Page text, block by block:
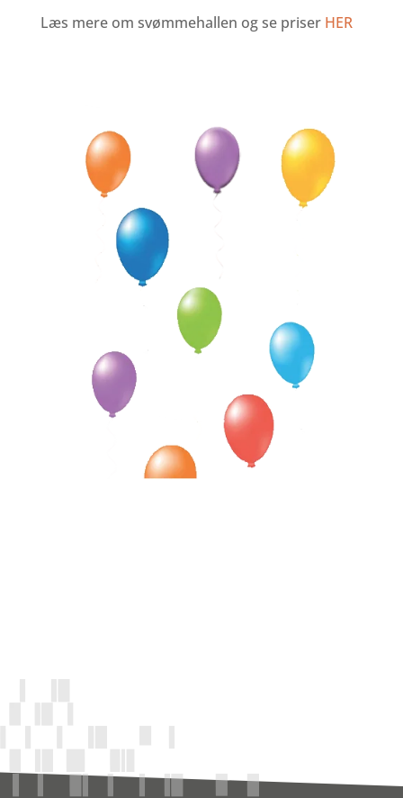
Læs mere om svømmehallen og se priser HER